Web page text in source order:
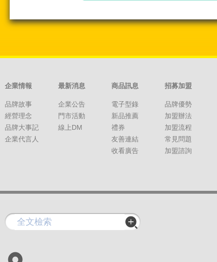
企業情報
品牌故事
經營理念
品牌大事記
企業代言人
最新消息
企業公告
門市活動
線上DM
商品訊息
電子型錄
新品推薦
禮券
友善連結
收看廣告
招募加盟
品牌優勢
加盟辦法
加盟流程
常見問題
加盟諮詢